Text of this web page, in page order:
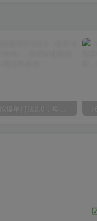
拼多多虚拟爆单打法2.0，每天10分钟，月产5000+，从0到1赚收益教程